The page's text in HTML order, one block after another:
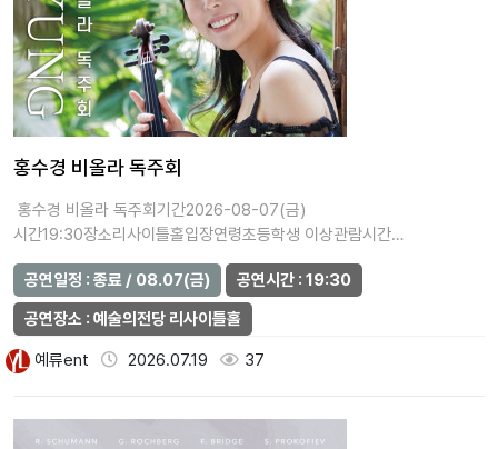
홍수경 비올라 독주회
홍수경 비올라 독주회기간2026-08-07(금)
시간19:30장소리사이틀홀입장연령초등학생 이상관람시간
(분)90가격일반석 20,000원주…
공연일정 : 종료 / 08.07(금)
공연시간 : 19:30
공연장소 : 예술의전당 리사이틀홀
예류ent 2026.07.19 37